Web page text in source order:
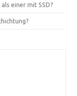
einer mit SSD?